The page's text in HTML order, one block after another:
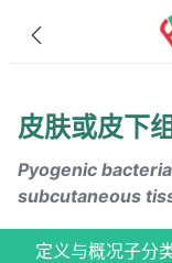
皮肤或皮下
Pyogenic
subcutaneous
定义与概况子分